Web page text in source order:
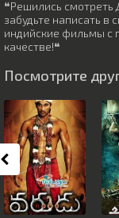
❝Решились смотреть
забудьте написать в
индийские фильмы с
качестве!❝
Посмотрите